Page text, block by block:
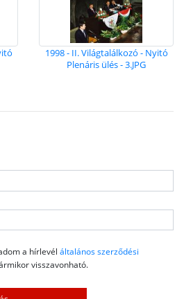
1998 - II. Világtalálkozó - Nyitó
Plenáris ülés - 3.JPG
a hírlevél általános szerződési
visszavonható.